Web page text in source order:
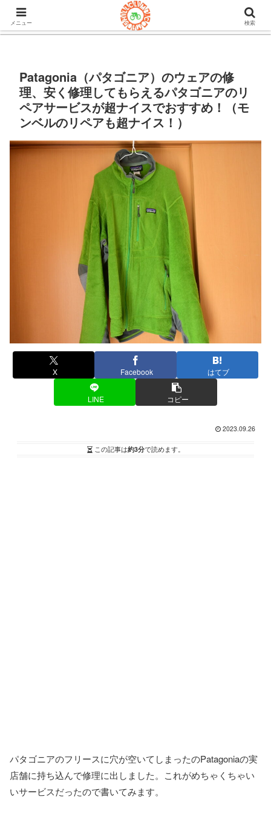
105ヒルクライム.comはロードバイク&グラベルのブログ。機材や
チューブレスタイヤのインプレや房総半島ライドの情報など。
Patagonia（パタゴニア）のウェアの修
理、安く修理してもらえるパタゴニアのリ
ペアサービスが超ナイスでおすすめ！（モ
ンベルのリペアも超ナイス！）
X Facebook はてブ
LINE コピー
2023.09.26
この記事は約3分で読めます。
パタゴニアのフリースに穴が空いてしまったのPatagoniaの実
店舗に持ち込んで修理に出しました。これがめちゃくちゃい
いサービスだったので書いてみます。
メニュー 検索